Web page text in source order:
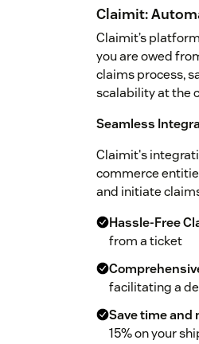
Claimit:
Claimit’s
you are owed
claims process,
scalability at the
Seamless
Claimit's
commerce
and initiate
Hassle-Free
from a ticket
facilitating a
Save time and
15% on your